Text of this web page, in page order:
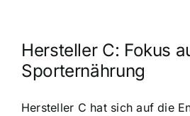
Hersteller C: Fokus
Sporternährung
Hersteller C hat sich auf die